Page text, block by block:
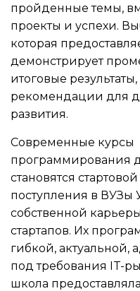
пройденные темы,
проекты и успехи.
которая
демонстрирует
итоговые результаты,
рекомендации для
развития.
Современные курсы
программирования
становятся
поступления в ВУЗы
собственной
стартапов. Их
гибкой, актуальной,
под требования IT-
школа